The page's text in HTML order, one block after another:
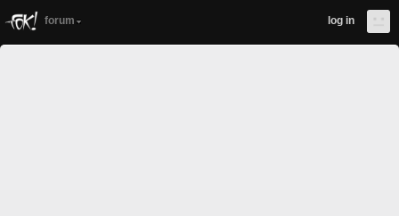
forum log in